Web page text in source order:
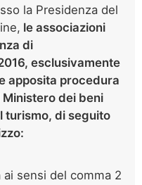
la Presidenza del
le associazioni
di
esclusivamente
apposita procedura
dei beni
turismo, di seguito
ai sensi del comma 2